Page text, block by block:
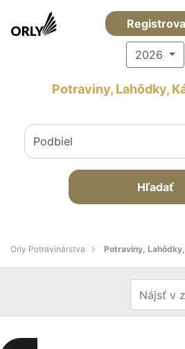
2026
Potraviny, Lahôdky,
Hľadať
Orly Potravinárstva Potraviny,